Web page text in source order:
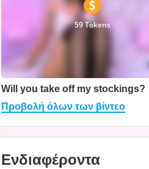
59 Tokens
Will you take off my stockings?
Προβολή όλων των βίντεο
Ενδιαφέροντα